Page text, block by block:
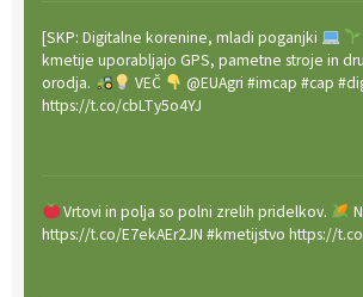
[SKP: Digitalne korenine, mladi poganjki
kmetije uporabljajo GPS, pametne stroje in
orodja.
VEČ
@EUAgri #imcap #cap
https://t.co/cbLTy5o4YJ
Vrtovi in polja so polni zrelih pridelkov.
https://t.co/E7ekAEr2JN #kmetijstvo https://